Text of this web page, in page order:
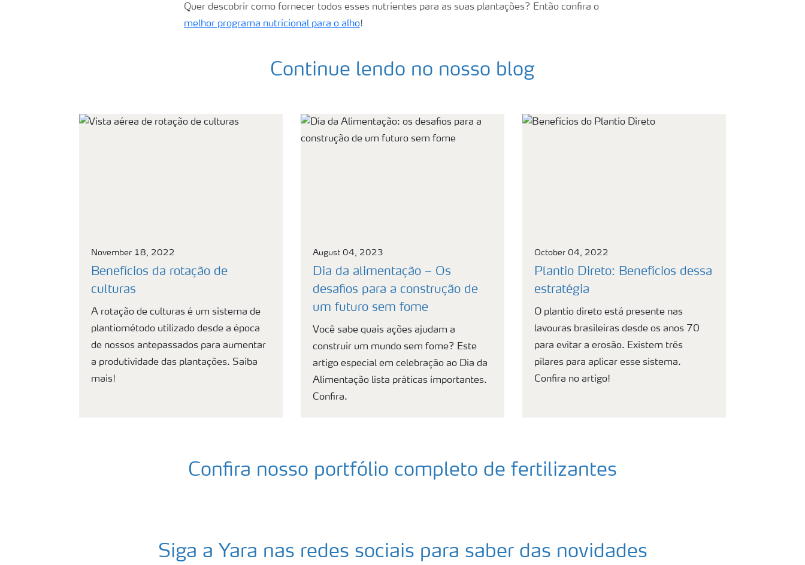
Quer descobrir como fornecer todos esses nutrientes para as suas plantações? Então confira o
melhor programa nutricional para o alho!
Continue lendo no nosso blog
November 18, 2022
Benefícios da rotação de
culturas
A rotação de culturas é um sistema de
plantiométodo utilizado desde a época
de nossos antepassados para aumentar
a produtividade das plantações. Saiba
mais!
August 04, 2023
Dia da alimentação – Os
desafios para a construção de
um futuro sem fome
Você sabe quais ações ajudam a
construir um mundo sem fome? Este
artigo especial em celebração ao Dia da
Alimentação lista práticas importantes.
Confira.
October 04, 2022
Plantio Direto: Benefícios dessa
estratégia
O plantio direto está presente nas
lavouras brasileiras desde os anos 70
para evitar a erosão. Existem três
pilares para aplicar esse sistema.
Confira no artigo!
Confira nosso portfólio completo de fertilizantes
Siga a Yara nas redes sociais para saber das novidades